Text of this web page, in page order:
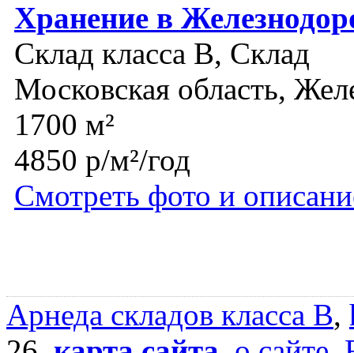
Хранение в
Склад класса B, Склад
Московская область,
1700 м²
4850 р/м²/год
Смотреть фото и
Арнеда складов класса B,